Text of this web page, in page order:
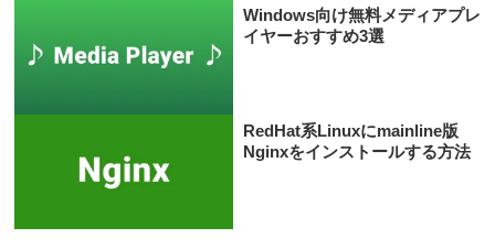
Windows向け無料メディアプレ
イヤーおすすめ3選
RedHat系Linuxにmainline版
Nginxをインストールする方法